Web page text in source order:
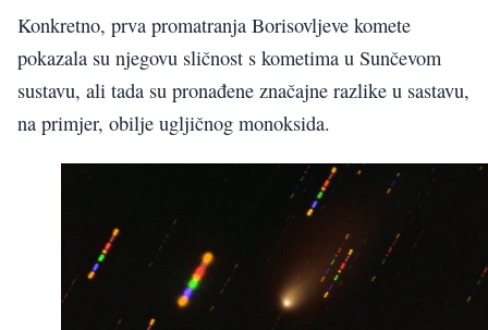
Konkretno, prva promatranja Borisovljeve komete
pokazala su njegovu sličnost s kometima u Sunčevom
sustavu, ali tada su pronađene značajne razlike u sastavu,
na primjer, obilje ugljičnog monoksida.